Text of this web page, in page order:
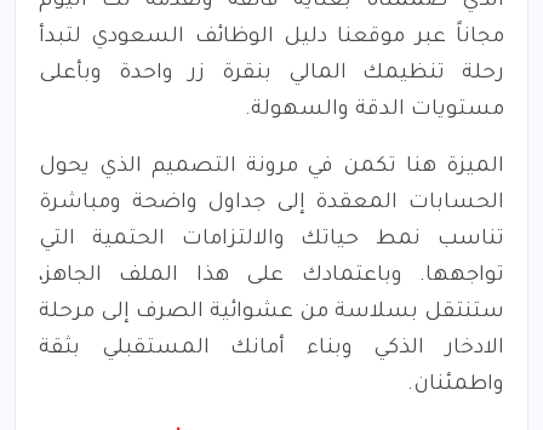
مجاناً عبر موقعنا دليل الوظائف السعودي لتبدأ
رحلة تنظيمك المالي بنقرة زر واحدة وبأعلى
مستويات الدقة والسهولة.
الميزة هنا تكمن في مرونة التصميم الذي يحول
الحسابات المعقدة إلى جداول واضحة ومباشرة
تناسب نمط حياتك والالتزامات الحتمية التي
تواجهها. وباعتمادك على هذا الملف الجاهز،
ستنتقل بسلاسة من عشوائية الصرف إلى مرحلة
الادخار الذكي وبناء أمانك المستقبلي بثقة
واطمئنان.